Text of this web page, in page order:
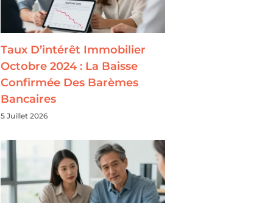
Taux D’intérêt Immobilier
Octobre 2024 : La Baisse
Confirmée Des Barèmes
Bancaires
5 Juillet 2026